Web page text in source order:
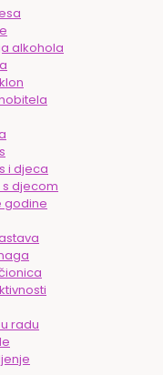
alkohola
i djeca
djecom
godine
radu